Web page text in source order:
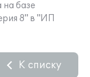
на базе
8" в "ИП
К списку